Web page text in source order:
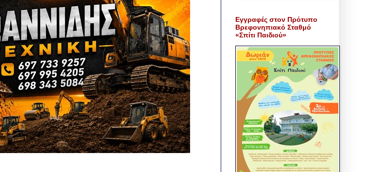
Εγγραφές στον Πρότυπο
Βρεφονηπιακό Σταθμό
«Σπίτι Παιδιού»